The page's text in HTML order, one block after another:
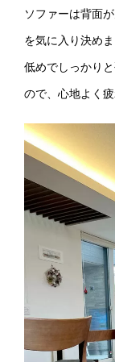
ソファーは背面
を気に入り決めま
低めでしっかり
ので、心地よく疲